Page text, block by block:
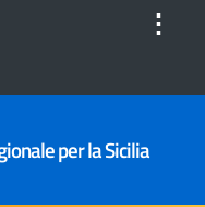
⋮
per la Sicilia